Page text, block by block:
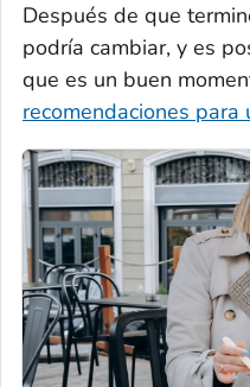
Después de que
podría cambiar, y es
que es un buen
recomendaciones para